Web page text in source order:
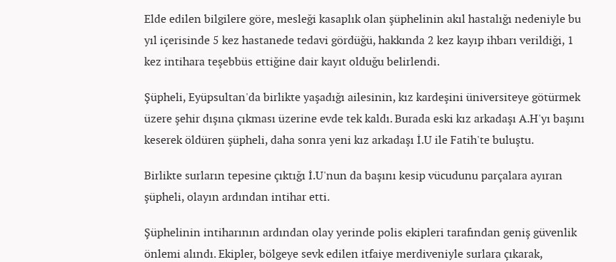
Elde edilen bilgilere göre, mesleği kasaplık olan şüphelinin akıl hastalığı nedeniyle bu
yıl içerisinde 5 kez hastanede tedavi gördüğü, hakkında 2 kez kayıp ihbarı verildiği, 1
kez intihara teşebbüs ettiğine dair kayıt olduğu belirlendi.
Şüpheli, Eyüpsultan'da birlikte yaşadığı ailesinin, kız kardeşini üniversiteye götürmek
üzere şehir dışına çıkması üzerine evde tek kaldı. Burada eski kız arkadaşı A.H'yı başını
keserek öldüren şüpheli, daha sonra yeni kız arkadaşı İ.U ile Fatih'te buluştu.
Birlikte surların tepesine çıktığı İ.U'nun da başını kesip vücudunu parçalara ayıran
şüpheli, olayın ardından intihar etti.
Şüphelinin intiharının ardından olay yerinde polis ekipleri tarafından geniş güvenlik
önlemi alındı. Ekipler, bölgeye sevk edilen itfaiye merdiveniyle surlara çıkarak,